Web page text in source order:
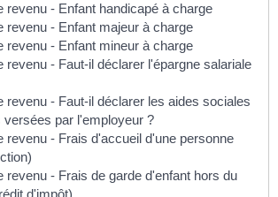
revenu - Enfant handicapé à charge
revenu - Enfant majeur à charge
revenu - Enfant mineur à charge
revenu - Faut-il déclarer l'épargne salariale
revenu - Faut-il déclarer les aides sociales
versées par l'employeur ?
revenu - Frais d'accueil d'une personne
revenu - Frais de garde d'enfant hors du
d'impôt)